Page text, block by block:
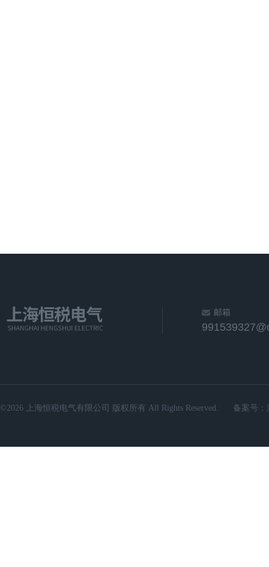
邮箱
©2026 上海恒税电气有限公司 版权所有 All Rights Reserved. 备案号：